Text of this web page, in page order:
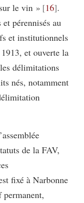
le vin » 16 .
pérennisés au
et institutionnels
et ouverte la
délimitations
nés, notamment
de la FAV,
fixé à Narbonne
permanent,